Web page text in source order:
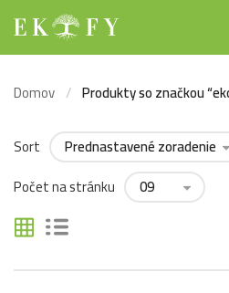
Domov Produkty so značkou
Sort
Počet na stránku